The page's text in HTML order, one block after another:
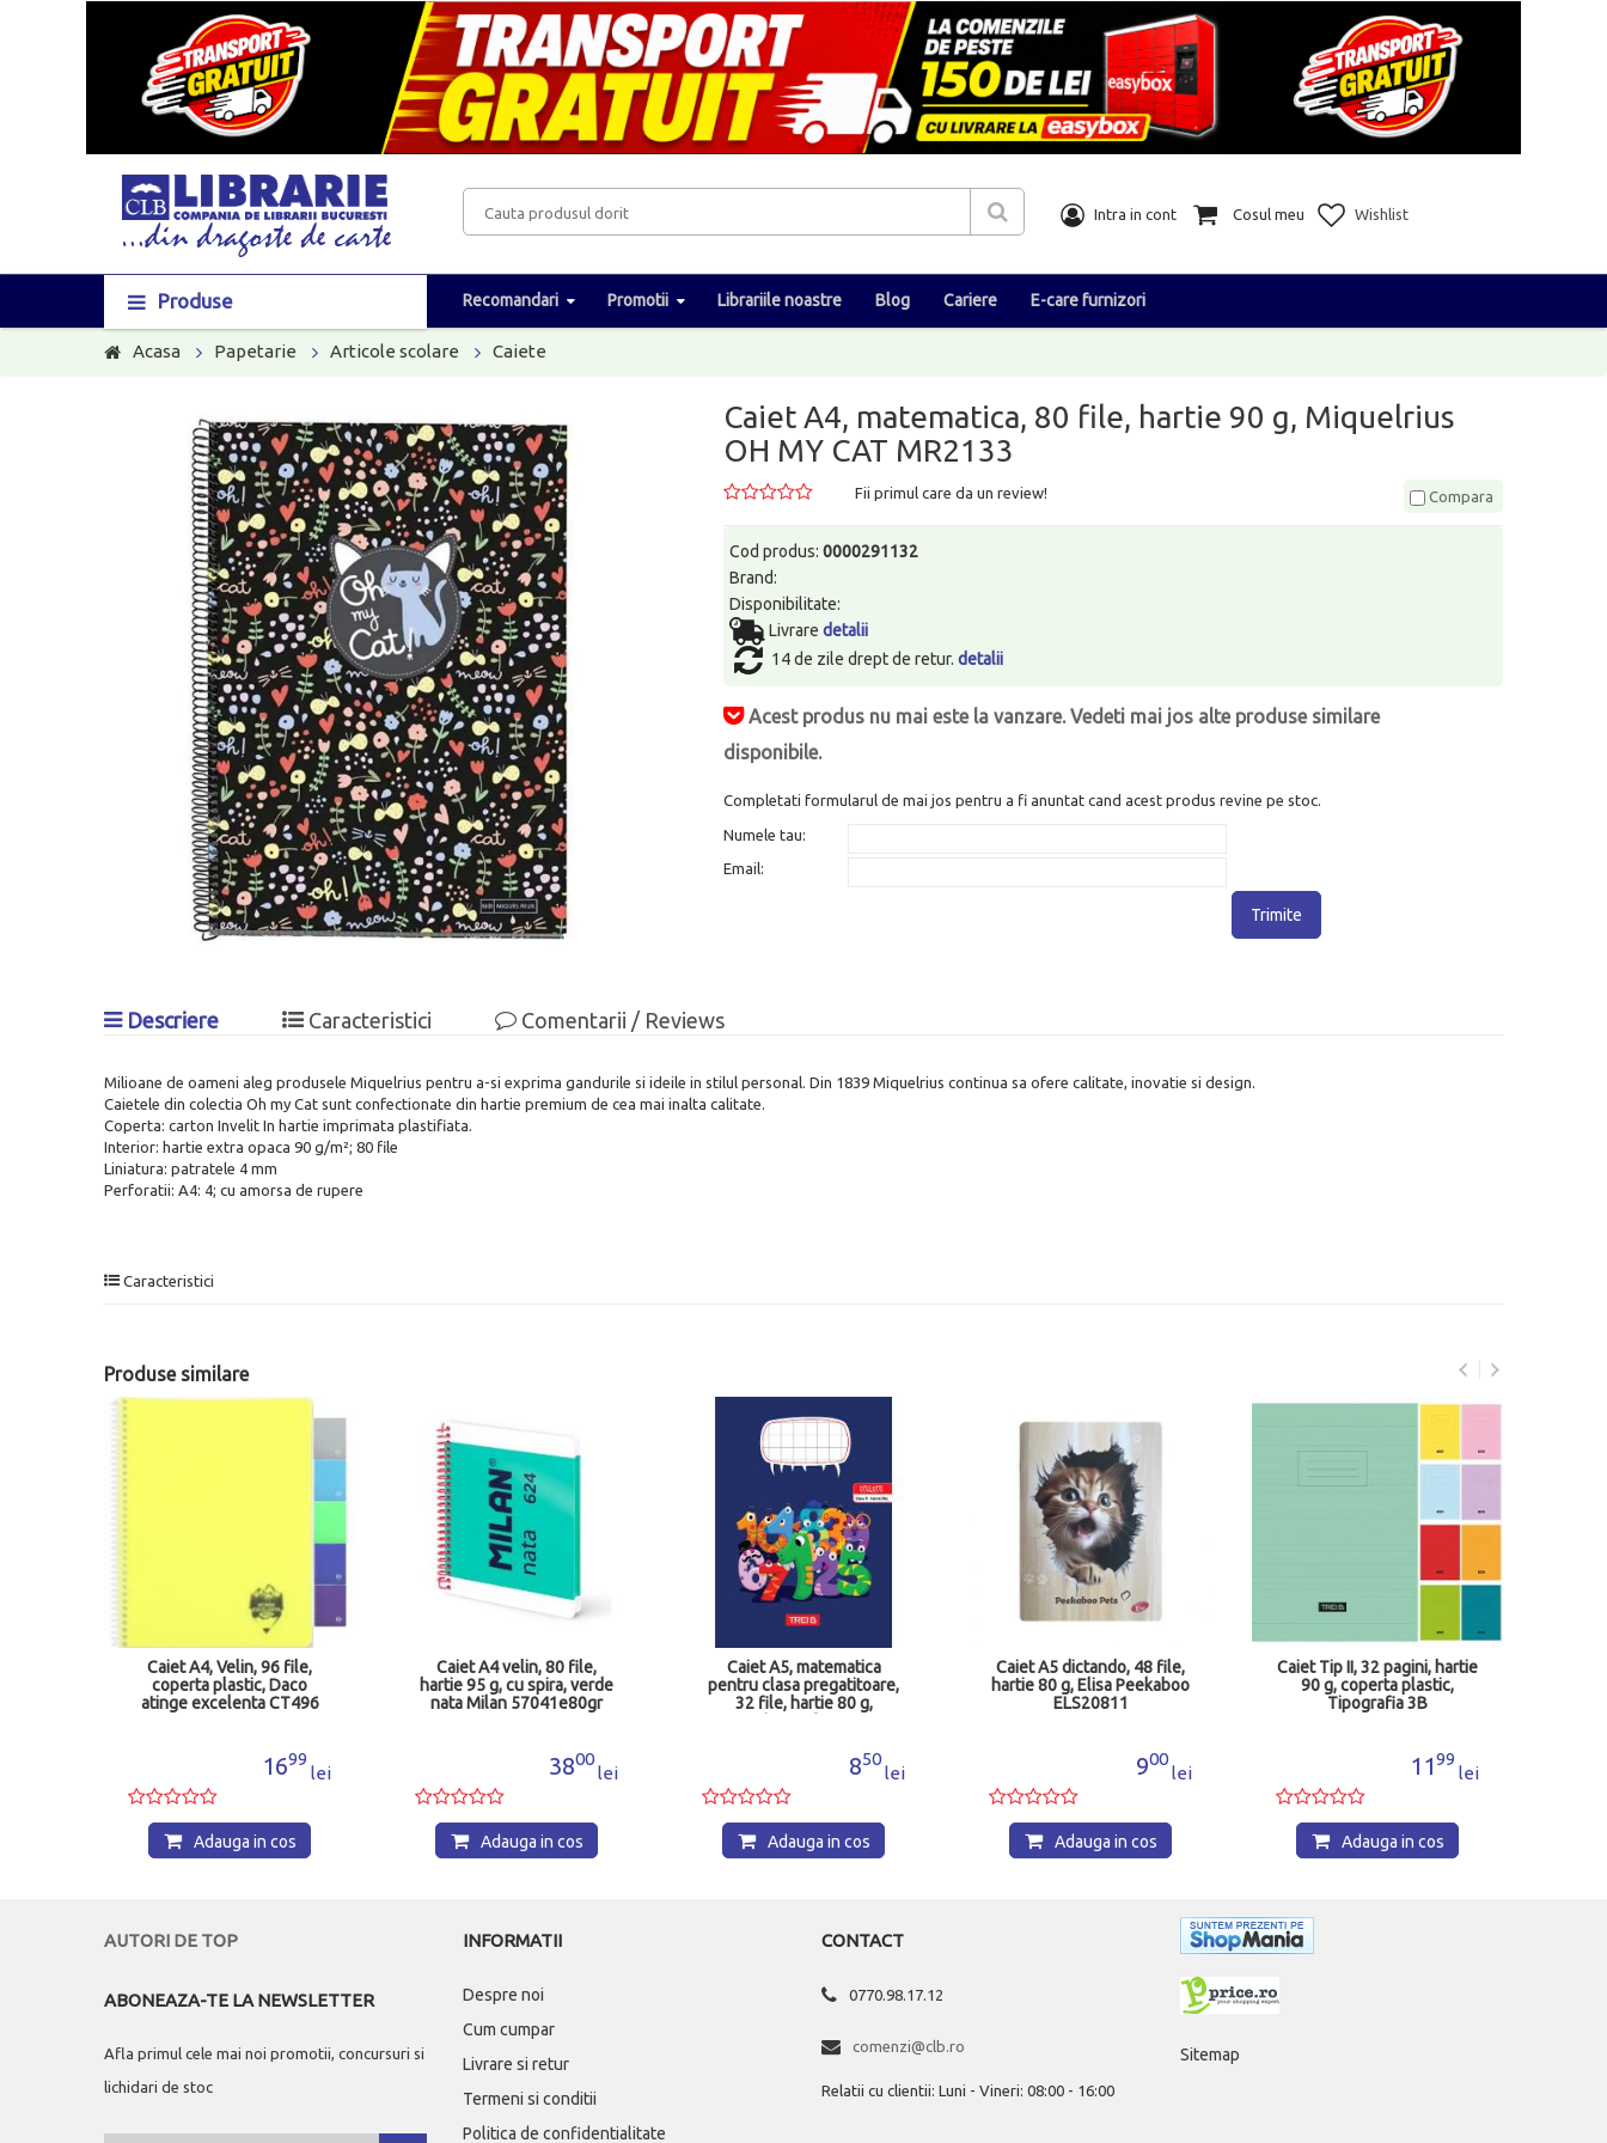
Intra in cont Cosul meu Wishlist
Produse Recomandari Promotii Librariile noastre Blog Cariere E-care furnizori
Acasa Papetarie Articole scolare Caiete
Caiet A4, matematica, 80 file, hartie 90 g, Miquelrius
OH MY CAT MR2133
Fii primul care da un review! Compara
Cod produs:0000291132
Brand:
Disponibilitate:
Livraredetalii
14 de zile drept de retur.detalii
Acest produs nu mai este la vanzare. Vedeti mai jos alte produse similare
disponibile.
Completati formularul de mai jos pentru a fi anuntat cand acest produs revine pe stoc.
Numele tau:
Email:
Trimite
Descriere Caracteristici Comentarii / Reviews
Milioane de oameni aleg produsele Miquelrius pentru a-si exprima gandurile si ideile in stilul personal. Din 1839 Miquelrius continua sa ofere calitate, inovatie si design.
Caietele din colectia Oh my Cat sunt confectionate din hartie premium de cea mai inalta calitate.
Coperta: carton Invelit In hartie imprimata plastifiata.
Interior: hartie extra opaca 90 g/m²; 80 file
Liniatura: patratele 4 mm
Perforatii: A4: 4; cu amorsa de rupere
Caracteristici
Produse similare
Caiet A4, Velin, 96 file,
coperta plastic, Daco
atinge excelenta CT496
1699
lei
Adauga in cos
Caiet A4 velin, 80 file,
hartie 95 g, cu spira, verde
nata Milan 57041e80gr
3800
lei
Adauga in cos
Caiet A5, matematica
pentru clasa pregatitoare,
32 file, hartie 80 g,
850
lei
Adauga in cos
Caiet A5 dictando, 48 file,
hartie 80 g, Elisa Peekaboo
ELS20811
900
lei
Adauga in cos
Caiet Tip II, 32 pagini, hartie
90 g, coperta plastic,
Tipografia 3B
1199
lei
Adauga in cos
AUTORI DE TOP
ABONEAZA-TE LA NEWSLETTER
Afla primul cele mai noi promotii, concursuri si
lichidari de stoc
INFORMATII
Despre noi
Cum cumpar
Livrare si retur
Termeni si conditii
Politica de confidentialitate
CONTACT
0770.98.17.12
comenzi@clb.ro
Relatii cu clientii: Luni - Vineri: 08:00 - 16:00
Sitemap